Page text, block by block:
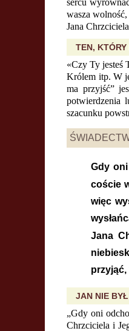
sercu
wasza
Jana
TEN,
«Czy Ty jesteś
Królem itp. W
ma przyjść”
potwierdzenia
szacunku
Gdy
coście
więc
Jana
JAN NIE
„Gdy oni
Chrzciciela i